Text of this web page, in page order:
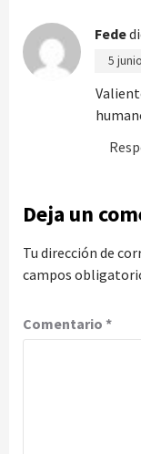
Fede
5
Deja un
Tu dirección de
campos
Comentario *